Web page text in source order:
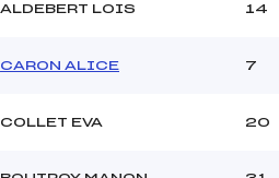
ALDEBERT LOIS 14
CARON ALICE 7
COLLET EVA 20